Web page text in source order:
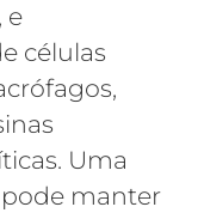
e
células
Uma
manter